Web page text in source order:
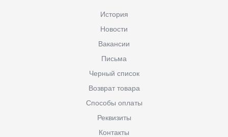
История
Новости
Вакансии
Письма
Черный список
Возврат товара
Способы оплаты
Реквизиты
Контакты